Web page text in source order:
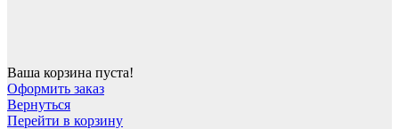
Ваша корзина пуста!
Оформить заказ
Вернуться
Перейти в корзину